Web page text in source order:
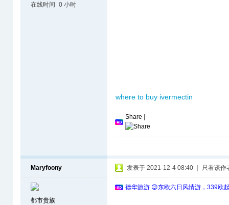
在线时间
0 小时
where to buy ivermectin
Share
Maryfoony
都市贵族
发表于 2021-12-4 08:40 只看该作
德华旅游 😊东欧六日风情游，339欧